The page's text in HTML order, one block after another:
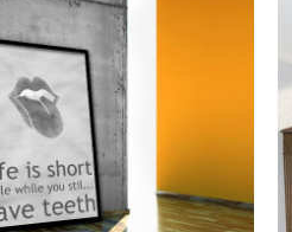
wiele
wariantów.
Opcje
można
wybrać
na
stronie
produktu